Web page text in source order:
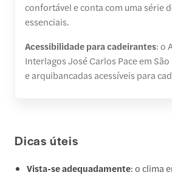
confortável e conta com uma série
essenciais.
Acessibilidade para cadeirantes: o
Interlagos José Carlos Pace em
e arquibancadas acessíveis para
Dicas úteis
Vista-se adequadamente: o clima